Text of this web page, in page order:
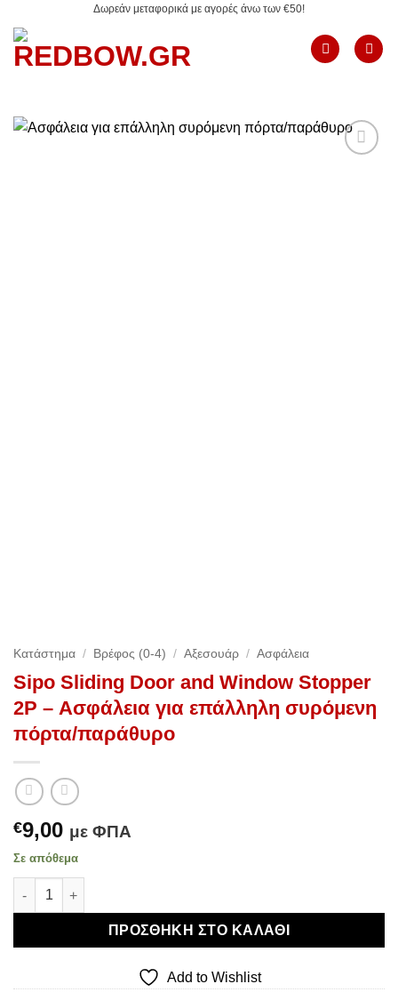
στο
περιεχόμενο
Δωρεάν μεταφορικά με αγορές άνω των €50!
Κατάστημα / Βρέφος (0-4) / Αξεσουάρ / Ασφάλεια
Sipo Sliding Door and Window Stopper
2P – Ασφάλεια για επάλληλη συρόμενη
πόρτα/παράθυρο
€9,00 με ΦΠΑ
Σε απόθεμα
Sipo Sliding Door and Window Stopper 2P - Ασφάλεια για
ΠΡΟΣΘΉΚΗ ΣΤΟ ΚΑΛΆΘΙ
Add to Wishlist